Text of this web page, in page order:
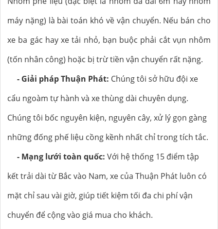
máy nặng) là bài toán khó về vận chuyển. Nếu bán cho
xe ba gác hay xe tải nhỏ, bạn buộc phải cắt vụn nhôm
(tốn nhân công) hoặc bị trừ tiền vận chuyển rất nặng.
- Giải pháp Thuận Phát: Chúng tôi sở hữu đội xe
cẩu ngoàm tự hành và xe thùng dài chuyên dụng.
Chúng tôi bốc nguyên kiện, nguyên cây, xử lý gọn gàng
những đống phế liệu cồng kềnh nhất chỉ trong tích tắc.
- Mạng lưới toàn quốc: Với hệ thống 15 điểm tập
kết trải dài từ Bắc vào Nam, xe của Thuận Phát luôn có
mặt chỉ sau vài giờ, giúp tiết kiệm tối đa chi phí vận
chuyển để cộng vào giá mua cho khách.